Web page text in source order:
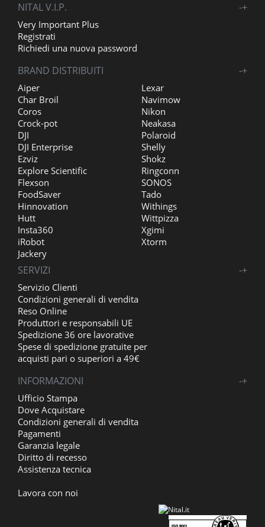
NITAL V.I.P. +
-
Very Important Plus
Registrati
Richiedi una nuova password
BRAND DISTRIBUITI +
-
Aiper
Char Broil
Coros
Crock-pot
DJI
DJI Enterprise
Ezviz
Explore Scientific
Flexson
FoodSaver
Hinnovation
Hutt
Insta360
iRobot
Jackery
Lexar
Navimow
Nikon
Neakasa
Polaroid
Shelly
Shokz
Ringconn
SONOS
Tado
Withings
Wittpizza
Xgimi
Xtorm
SERVIZI +
-
Servizio Clienti
Condizioni generali di vendita
Reso Online
Produttori e responsabili UE
Spedizione 36 ore lavorative
Spese di spedizione gratuite per
acquisti pari o superiori a 49€
INFORMAZIONI +
-
Ufficio Stampa
Dove Acquistare
Condizioni generali di vendita
Pagamenti
Garanzia legale
Diritto di recesso
Assistenza tecnica
Lavora con noi